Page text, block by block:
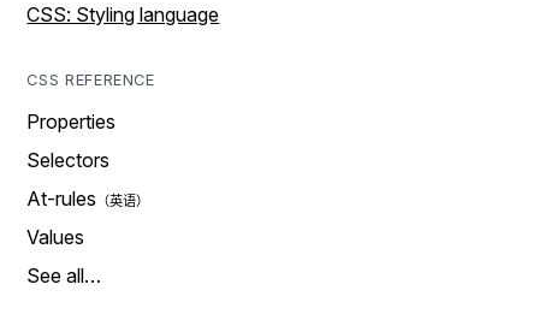
CSS: Styling language
CSS REFERENCE
Properties
Selectors
At-rules
Values
See all…